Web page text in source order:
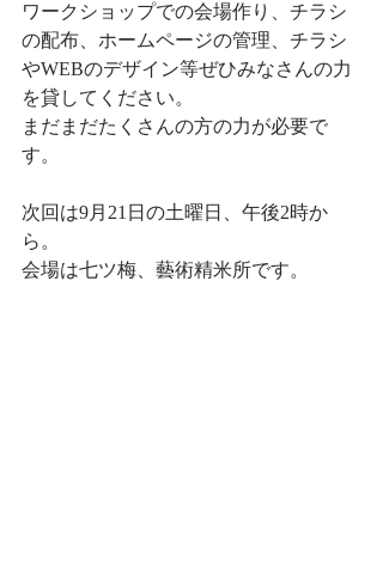
ワークショップでの会場作り、チラシ
の配布、ホームページの管理、チラシ
やWEBのデザイン等ぜひみなさんの力
を貸してください。
まだまだたくさんの方の力が必要で
す。
次回は9月21日の土曜日、午後2時か
ら。
会場は七ツ梅、藝術精米所です。